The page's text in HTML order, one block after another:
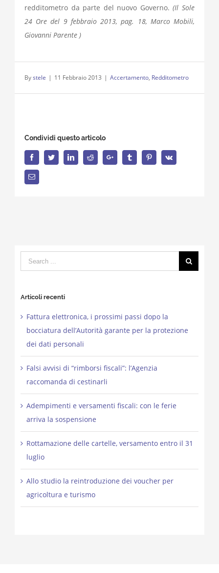
redditometro da parte del nuovo Governo.(Il Sole
24 Ore del 9 febbraio 2013, pag. 18, Marco Mobili,
Giovanni Parente )
Bystele | 11 Febbraio 2013 | Accertamento, Redditometro
Condividi questo articolo
FacebookTwitterLinkedInReddit Google+ Tumblr PinterestVk
Email
Search
for:
Articoli recenti
Fattura elettronica, i prossimi passi dopo la
bocciatura dell’Autorità garante per la protezione
dei dati personali
Falsi avvisi di “rimborsi fiscali”: l’Agenzia
raccomanda di cestinarli
Adempimenti e versamenti fiscali: con le ferie
arriva la sospensione
Rottamazione delle cartelle, versamento entro il 31
luglio
Allo studio la reintroduzione dei voucher per
agricoltura e turismo